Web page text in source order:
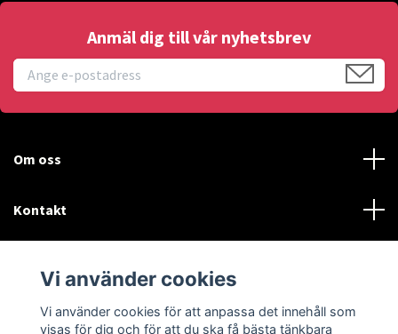
Anmäl dig till vår nyhetsbrev
Om oss
Kontakt
Sociala medier
Vi använder cookies
Vi använder cookies för att anpassa det innehåll som
visas för dig och för att du ska få bästa tänkbara